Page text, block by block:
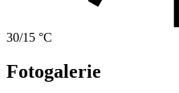
30/15 °C
Fotogalerie